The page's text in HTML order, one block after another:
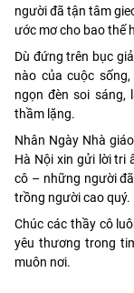
người đã tận tâm
ước mơ cho bao thế
Dù đứng trên bục
nào của cuộc
ngọn đèn soi sáng,
thầm lặng.
Nhân Ngày Nhà
Hà Nội xin gửi lời tri
cô – những người
trồng người cao quý.
Chúc các thầy cô
yêu thương trong
muôn nơi.